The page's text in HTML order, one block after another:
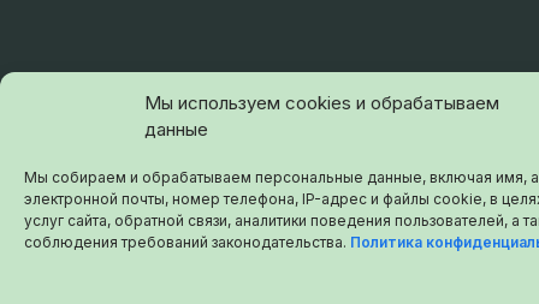
Мы используем cookies и обрабатываем
данные
Мы собираем и обрабатываем персональные данные, включая имя,
электронной почты, номер телефона, IP-адрес и файлы cookie, в
услуг сайта, обратной связи, аналитики поведения пользователей, а
соблюдения требований законодательства. Политика